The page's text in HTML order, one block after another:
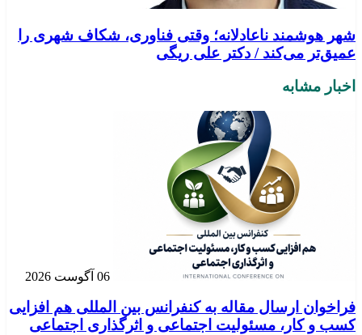
شهر هوشمند ناعادلانه؛ وقتی فناوری، شکاف شهری را
عمیق‌تر می‌کند / دکتر علی ریگی
اخبار مشابه
06 آگوست 2026
فراخوان ارسال مقاله به کنفرانس بین المللی هم افزایی
کسب و کار، مسئولیت اجتماعی و اثرگذاری اجتماعی